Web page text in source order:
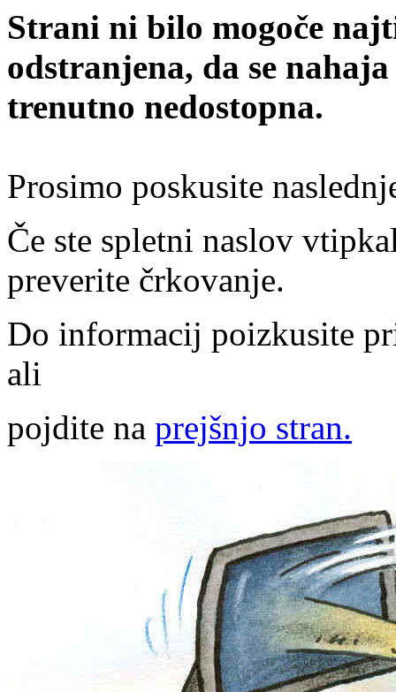
Strani ni bilo mogoče
odstranjena, da se
trenutno nedostopna.
Prosimo poskusite
Če ste spletni naslov
preverite črkovanje.
Do informacij poizkusite
ali
pojdite na prejšnjo stran.